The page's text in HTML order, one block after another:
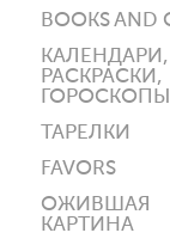
BOOKS AND
КАЛЕНДАРИ,
РАСКРАСКИ,
ГОРОСКОПЫ
ТАРЕЛКИ
FAVORS
ОЖИВШАЯ
КАРТИНА